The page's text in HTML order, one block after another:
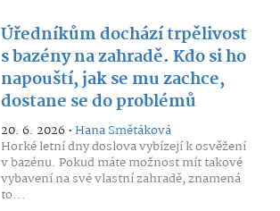
Úředníkům dochází trpělivost
s bazény na zahradě. Kdo si ho
napouští, jak se mu zachce,
dostane se do problémů
20. 6. 2026 •Hana Smětáková
Horké letní dny doslova vybízejí k osvěžení
v bazénu. Pokud máte možnost mít takové
vybavení na své vlastní zahradě, znamená
to...